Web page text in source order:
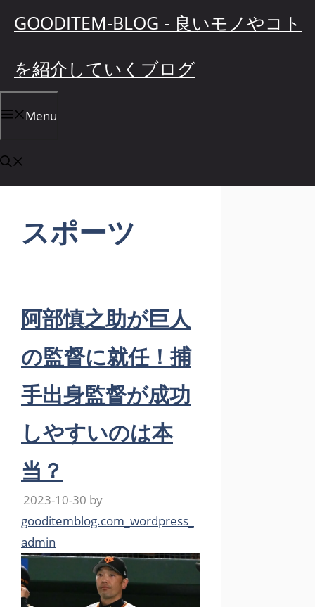
ツ
へ
ス
キ
GOODITEM-BLOG - 良いモノやコト
を紹介していくブログ
Menu
スポーツ
阿部慎之助が巨人
の監督に就任！捕
手出身監督が成功
しやすいのは本
当？
2023-10-30 by
gooditemblog.com_wordpress_
admin